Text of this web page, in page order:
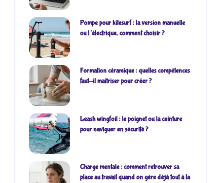
Pompe pour kitesurf : la version manuelle
ou l’électrique, comment choisir ?
Formation céramique : quelles compétences
faut-il maîtriser pour créer ?
Leash wingfoil : le poignet ou la ceinture
pour naviguer en sécurité ?
Charge mentale : comment retrouver sa
place au travail quand on gère déjà tout à la